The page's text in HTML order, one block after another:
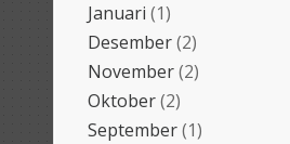
Januari (1)
Desember(2)
November(2)
Oktober(2)
September(1)